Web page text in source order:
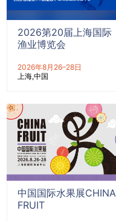
2026第20届上海国际
渔业博览会
2026年8月26–28日
上海 中国
中国国际水果展CHINA
FRUIT